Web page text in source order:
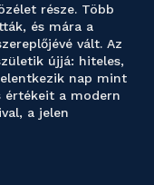
része. Több
és mára a
vált. Az
újjá: hiteles,
nap mint
értékeit a modern
a jelen